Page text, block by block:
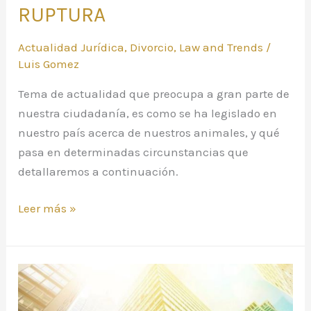
RUPTURA
Actualidad Jurídica, Divorcio, Law and Trends /
Luis Gomez
Tema de actualidad que preocupa a gran parte de
nuestra ciudadanía, es como se ha legislado en
nuestro país acerca de nuestros animales, y qué
pasa en determinadas circunstancias que
detallaremos a continuación.
Leer más »
Fiscalidad
en